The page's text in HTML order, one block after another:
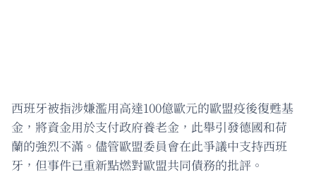
西班牙被指涉嫌濫用高達100億歐元的歐盟疫後復甦基
金，將資金用於支付政府養老金，此舉引發德國和荷
蘭的強烈不滿。儘管歐盟委員會在此爭議中支持西班
牙，但事件已重新點燃對歐盟共同債務的批評。